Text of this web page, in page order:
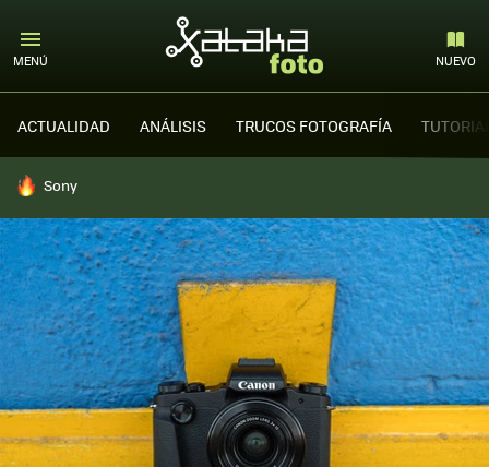
MENÚ NUEVO
ACTUALIDAD ANÁLISIS TRUCOS FOTOGRAFÍA
HOY SE HABLA DE
Sony